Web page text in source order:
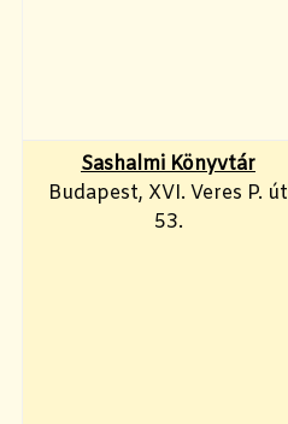
Sashalmi Könyvtár
Budapest, XVI. Veres P. út
53.